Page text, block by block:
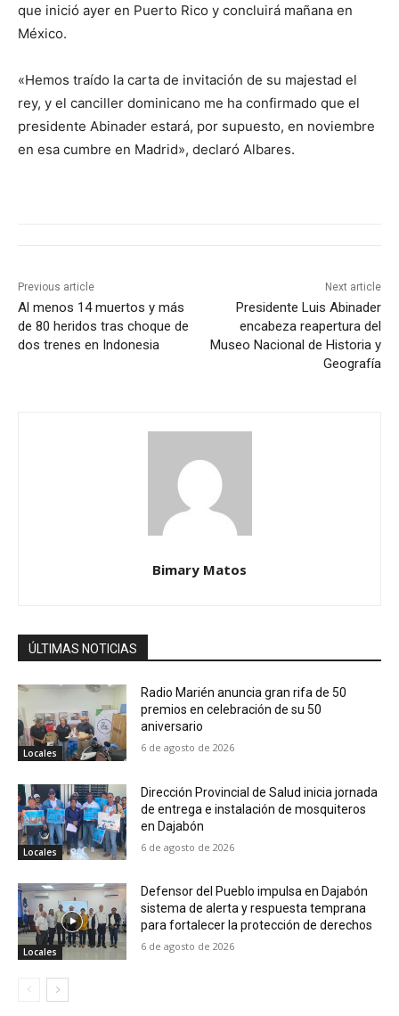
que inició ayer en Puerto Rico y concluirá mañana en
México.
«Hemos traído la carta de invitación de su majestad el
rey, y el canciller dominicano me ha confirmado que el
presidente Abinader estará, por supuesto, en noviembre
en esa cumbre en Madrid», declaró Albares.
Previous article
Al menos 14 muertos y más
de 80 heridos tras choque de
dos trenes en Indonesia
Next article
Presidente Luis Abinader
encabeza reapertura del
Museo Nacional de Historia y
Geografía
Bimary Matos
ÚLTIMAS NOTICIAS
Locales
Radio Marién anuncia gran rifa de 50
premios en celebración de su 50
aniversario
6 de agosto de 2026
Locales
Dirección Provincial de Salud inicia jornada
de entrega e instalación de mosquiteros
en Dajabón
6 de agosto de 2026
Locales
Defensor del Pueblo impulsa en Dajabón
sistema de alerta y respuesta temprana
para fortalecer la protección de derechos
6 de agosto de 2026